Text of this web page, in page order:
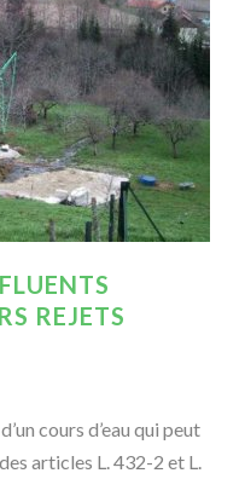
REJETS
cours d’eau qui peut
articles L. 432-2 et L.